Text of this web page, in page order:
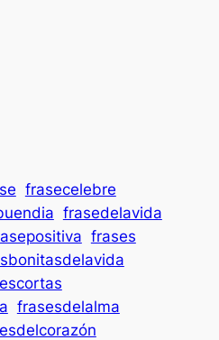
frasecelebre
frasedelavida
frases
frasesdelalma